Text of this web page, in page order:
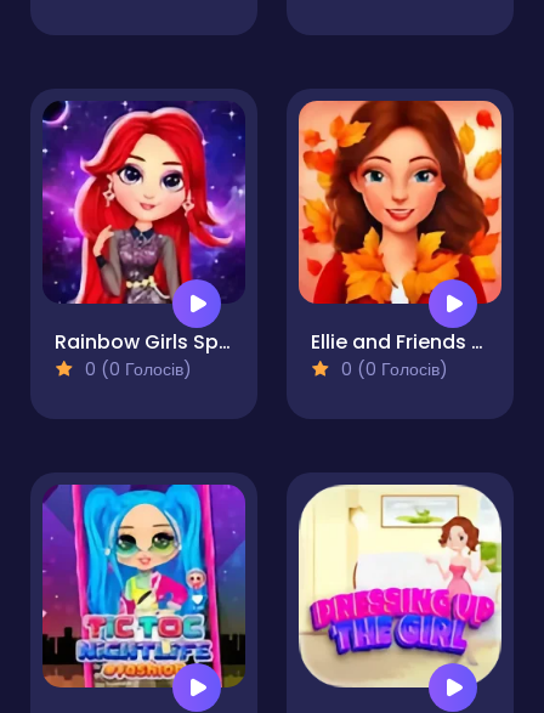
Rainbow Girls Space Core Aesthetic
0 (0 Голосів)
Ellie and Friends Pre Fall Outfit
0 (0 Голосів)